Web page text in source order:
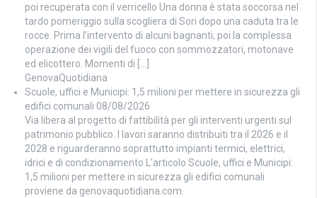
poi recuperata con il verricello Una donna è stata soccorsa nel
tardo pomeriggio sulla scogliera di Sori dopo una caduta tra le
rocce. Prima l’intervento di alcuni bagnanti, poi la complessa
operazione dei vigili del fuoco con sommozzatori, motonave
ed elicottero. Momenti di […]
GenovaQuotidiana
Scuole, uffici e Municipi: 1,5 milioni per mettere in sicurezza gli
edifici comunali 08/08/2026
Via libera al progetto di fattibilità per gli interventi urgenti sul
patrimonio pubblico. I lavori saranno distribuiti tra il 2026 e il
2028 e riguarderanno soprattutto impianti termici, elettrici,
idrici e di condizionamento L'articolo Scuole, uffici e Municipi:
1,5 milioni per mettere in sicurezza gli edifici comunali
proviene da genovaquotidiana.com.